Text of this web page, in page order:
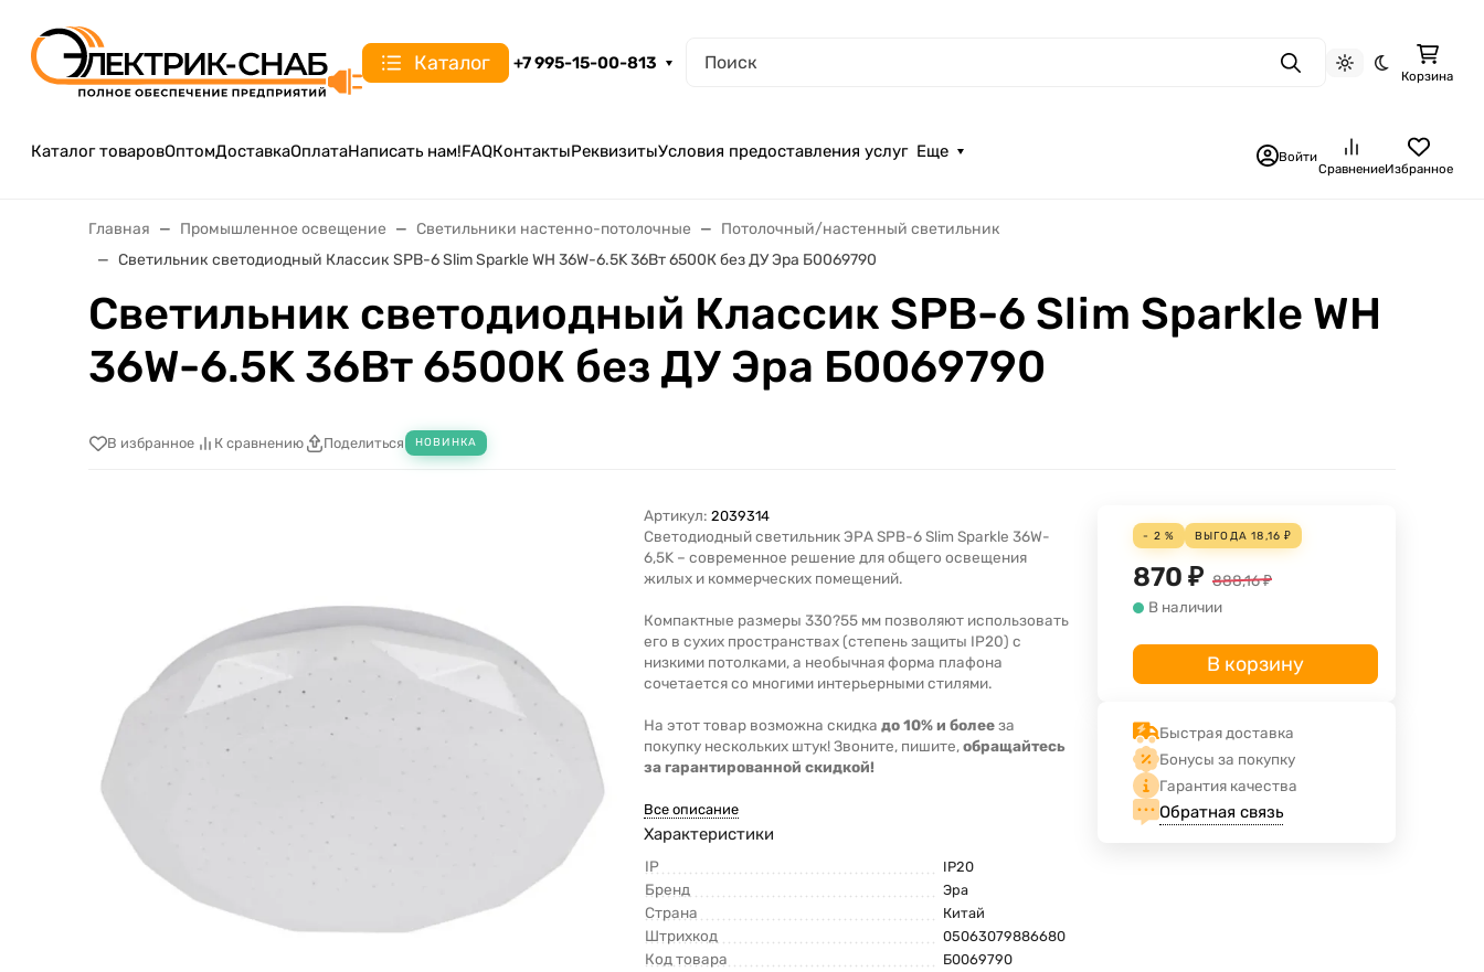
Каталог +7 995-15-00-813 ПоискСветлая тема
Темная тема
Корзина
Каталог товаровОптомДоставкаОплатаНаписать нам!FAQКонтактыРеквизитыУсловия предоставления услуг Еще Войти
СравнениеИзбранное
Главная Промышленное освещение Светильники настенно-потолочные
Потолочный/настенный светильник
Светильник светодиодный Классик SPB-6 Slim Sparkle WH 36W-6.5K 36Вт 6500К без ДУ Эра Б0069790
Светильник светодиодный Классик SPB-6 Slim Sparkle WH
36W-6.5K 36Вт 6500К без ДУ Эра Б0069790
В избранное К сравнению Поделиться НОВИНКА
Артикул: 2039314
Светодиодный светильник ЭРА SPB-6 Slim Sparkle 36W-
6,5K – современное решение для общего освещения
жилых и коммерческих помещений.
Компактные размеры 330?55 мм позволяют использовать
его в сухих пространствах (степень защиты IP20) с
низкими потолками, а необычная форма плафона
сочетается со многими интерьерными стилями.
На этот товар возможна скидкадо 10% и болееза
покупку нескольких штук! Звоните, пишите,обращайтесь
за гарантированной скидкой!
Все описание
Характеристики
IP IP20
Бренд Эра
Страна Китай
Штрихкод 05063079886680
Код товара Б0069790
- 2 % ВЫГОДА18,16 ₽
870 ₽ 888,16₽
В наличии
В корзину
Быстрая доставка
Бонусы за покупку
Гарантия качества
Обратная связь